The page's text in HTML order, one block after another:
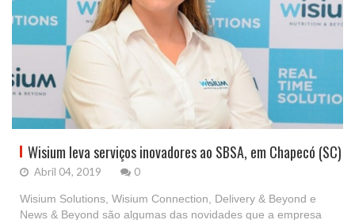
Wisium leva serviços inovadores ao SBSA, em Chapecó (SC)
Abril 04, 2019 0
Wisium Solutions, Wisium Connection, Delivery & Beyond e
News & Beyond são algumas das novidades que a empresa